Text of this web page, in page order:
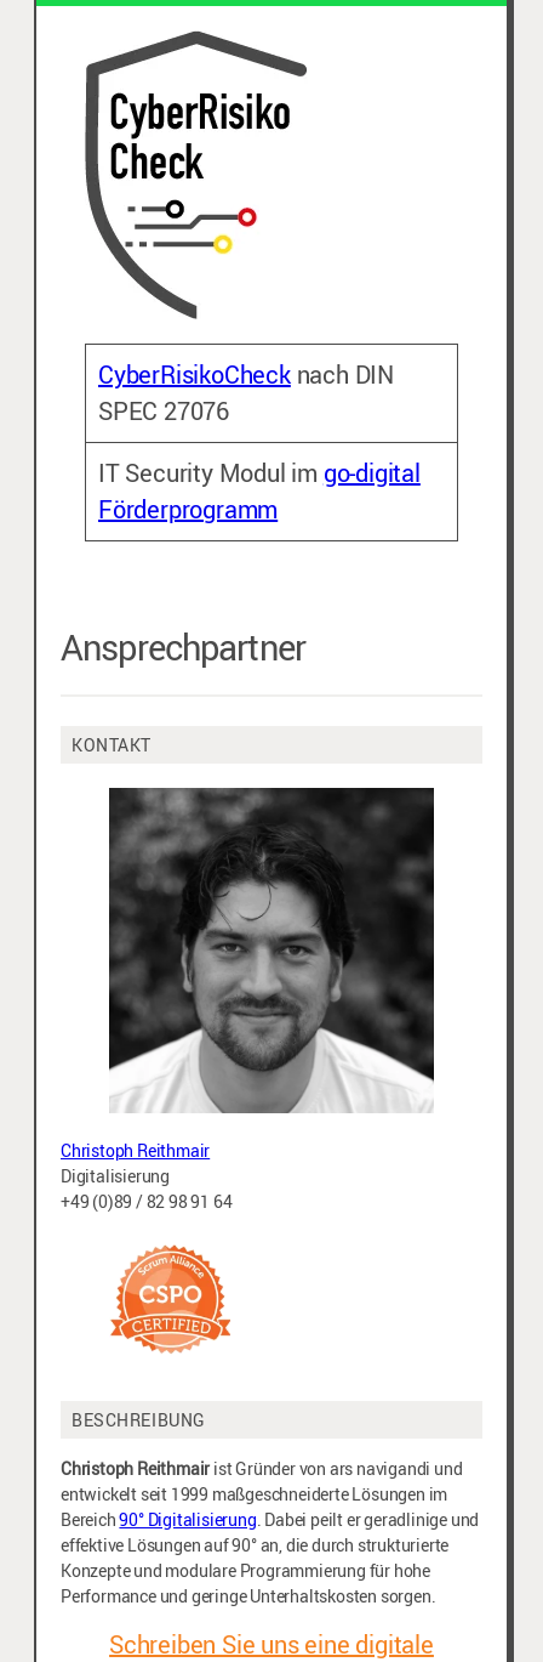
CyberRisikoChecknach DIN
SPEC 27076
IT Security Modul im go-digital
Förderprogramm
Ansprechpartner
KONTAKT
Christoph Reithmair
Digitalisierung
+49 (0)89 / 82 98 91 64
BESCHREIBUNG
Christoph Reithmair ist Gründer von ars navigandi und
entwickelt seit 1999 maßgeschneiderte Lösungen im
Bereich90° Digitalisierung. Dabei peilt er geradlinige und
effektive Lösungen auf 90° an, die durch strukturierte
Konzepte und modulare Programmierung für hohe
Performance und geringe Unterhaltskosten sorgen.
Schreiben Sie uns eine digitale